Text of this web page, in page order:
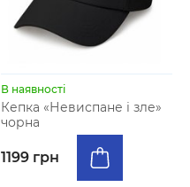
В наявності
Кепка «Невиспане і зле»
чорна
1199 грн